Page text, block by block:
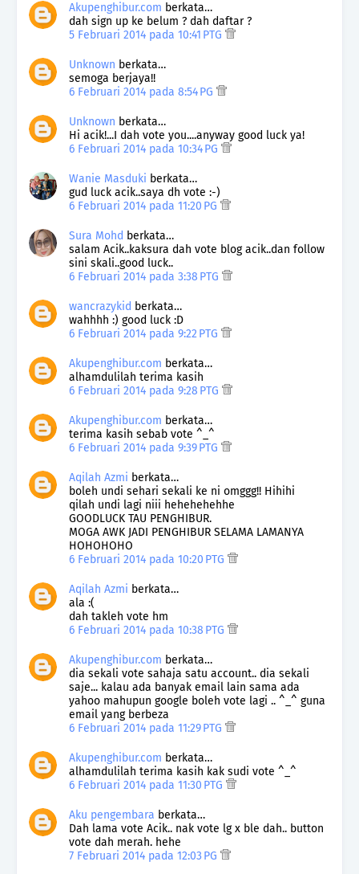
Akupenghibur.com berkata…
dah sign up ke belum ? dah daftar ?
5 Februari 2014 pada 10:41 PTG
Unknown berkata…
semoga berjaya!!
6 Februari 2014 pada 8:54 PG
Unknown berkata…
Hi acik!...I dah vote you....anyway good luck ya!
6 Februari 2014 pada 10:34 PG
Wanie Masduki berkata…
gud luck acik..saya dh vote :-)
6 Februari 2014 pada 11:20 PG
Sura Mohd berkata…
salam Acik..kaksura dah vote blog acik..dan follow
sini skali..good luck..
6 Februari 2014 pada 3:38 PTG
wancrazykid berkata…
wahhhh :) good luck :D
6 Februari 2014 pada 9:22 PTG
Akupenghibur.com berkata…
alhamdulilah terima kasih
6 Februari 2014 pada 9:28 PTG
Akupenghibur.com berkata…
terima kasih sebab vote ^_^
6 Februari 2014 pada 9:39 PTG
Aqilah Azmi berkata…
boleh undi sehari sekali ke ni omggg!! Hihihi
qilah undi lagi niii hehehehehhe
GOODLUCK TAU PENGHIBUR.
MOGA AWK JADI PENGHIBUR SELAMA LAMANYA
HOHOHOHO
6 Februari 2014 pada 10:20 PTG
Aqilah Azmi berkata…
ala :(
dah takleh vote hm
6 Februari 2014 pada 10:38 PTG
Akupenghibur.com berkata…
dia sekali vote sahaja satu account.. dia sekali
saje... kalau ada banyak email lain sama ada
yahoo mahupun google boleh vote lagi .. ^_^ guna
email yang berbeza
6 Februari 2014 pada 11:29 PTG
Akupenghibur.com berkata…
alhamdulilah terima kasih kak sudi vote ^_^
6 Februari 2014 pada 11:30 PTG
Aku pengembara berkata…
Dah lama vote Acik.. nak vote lg x ble dah.. button
vote dah merah. hehe
7 Februari 2014 pada 12:03 PG